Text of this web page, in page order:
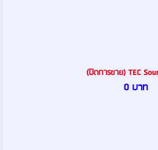
(ปิดการขาย) TEC
0 บาท